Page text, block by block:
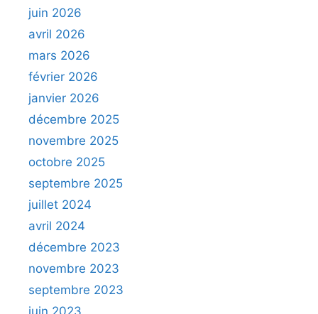
juin 2026
avril 2026
mars 2026
février 2026
janvier 2026
décembre 2025
novembre 2025
octobre 2025
septembre 2025
juillet 2024
avril 2024
décembre 2023
novembre 2023
septembre 2023
juin 2023